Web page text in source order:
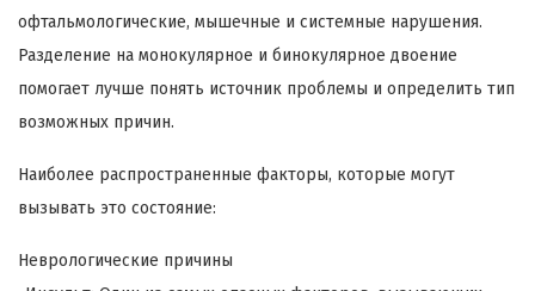
офтальмологические, мышечные и системные нарушения.
Разделение на монокулярное и бинокулярное двоение
помогает лучше понять источник проблемы и определить тип
возможных причин.
Наиболее распространенные факторы, которые могут
вызывать это состояние:
Неврологические причины